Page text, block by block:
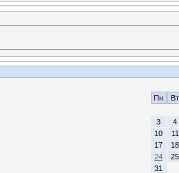
Пн
Вт
3
4
10
11
17
18
24
25
31